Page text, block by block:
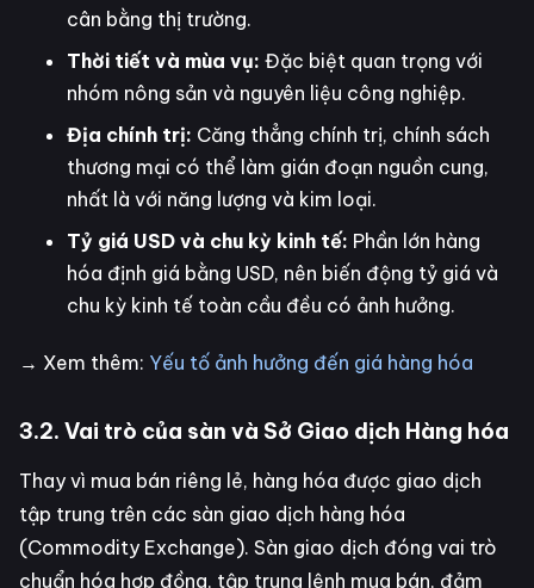
cân bằng thị trường.
Thời tiết và mùa vụ: Đặc biệt quan trọng với
nhóm nông sản và nguyên liệu công nghiệp.
Địa chính trị: Căng thẳng chính trị, chính sách
thương mại có thể làm gián đoạn nguồn cung,
nhất là với năng lượng và kim loại.
Tỷ giá USD và chu kỳ kinh tế: Phần lớn hàng
hóa định giá bằng USD, nên biến động tỷ giá và
chu kỳ kinh tế toàn cầu đều có ảnh hưởng.
→ Xem thêm: Yếu tố ảnh hưởng đến giá hàng hóa
3.2. Vai trò của sàn và Sở Giao dịch Hàng hóa
Thay vì mua bán riêng lẻ, hàng hóa được giao dịch
tập trung trên các sàn giao dịch hàng hóa
(Commodity Exchange). Sàn giao dịch đóng vai trò
chuẩn hóa hợp đồng, tập trung lệnh mua bán, đảm